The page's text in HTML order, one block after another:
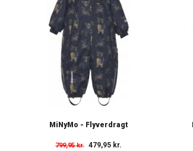
MiNyMo - Flyverdragt
799,95 kr. 479,95 kr.